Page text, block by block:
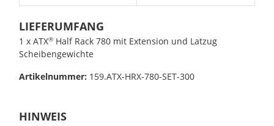
LIEFERUMFANG
1 x ATX® Half Rack 780 mit Extension und Latzug
Scheibengewichte
Artikelnummer: 159.ATX-HRX-780-SET-300
HINWEIS